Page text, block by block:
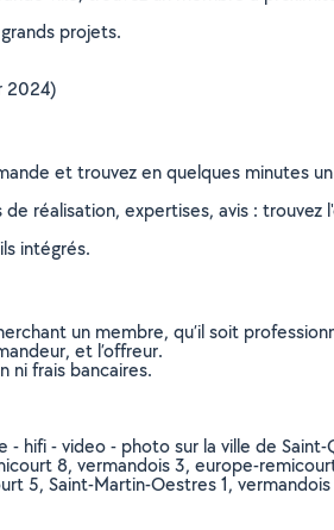
projets.
2024)
et trouvez en quelques minutes
réalisation, expertises, avis : trouvez
intégrés.
un membre, qu’il soit
et l’offreur.
ni frais bancaires.
hifi - video - photo sur la ville de
8, vermandois 3, europe-
5, Saint-Martin-Oestres 1,